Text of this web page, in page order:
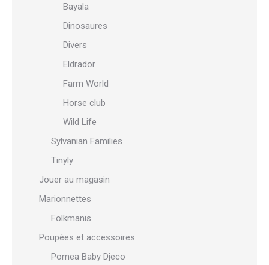
Bayala
Dinosaures
Divers
Eldrador
Farm World
Horse club
Wild Life
Sylvanian Families
Tinyly
Jouer au magasin
Marionnettes
Folkmanis
Poupées et accessoires
Pomea Baby Djeco